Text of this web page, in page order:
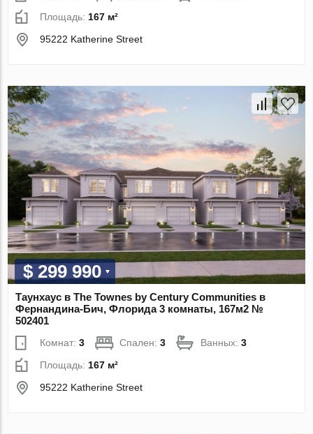
Площадь: 167 м²
95222 Katherine Street
$ 299 990
Таунхаус в The Townes by Century Communities в
Фернандина-Бич, Флорида 3 комнаты, 167м2 №
502401
Комнат:3 Спален:3 Ванных:3
Площадь: 167 м²
95222 Katherine Street